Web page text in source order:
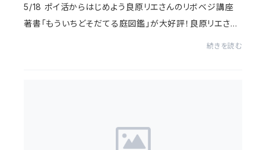
5/18 ポイ活からはじめよう良原リエさんのリボベジ講座
著書「もういちどそだてる庭図鑑」が大好評！良原リエさん
続きを読む